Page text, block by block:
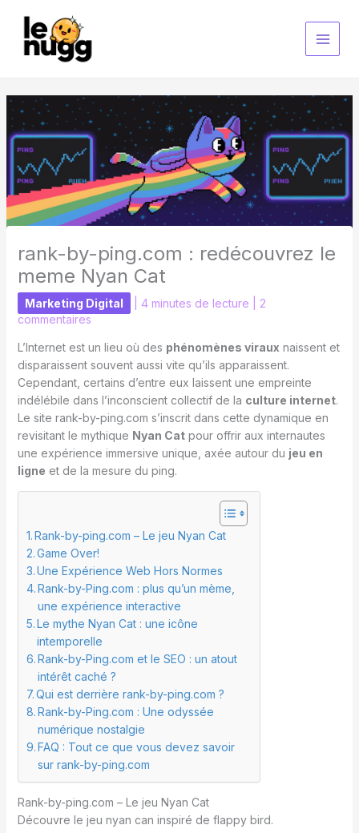
contenu
rank-by-ping.com : redécouvrez le
meme Nyan Cat
Marketing Digital 4 minutes de lecture
2
commentaires
L’Internet est un lieu où des phénomènes viraux naissent et
disparaissent souvent aussi vite qu’ils apparaissent.
Cependant, certains d’entre eux laissent une empreinte
indélébile dans l’inconscient collectif de la culture internet.
Le site rank-by-ping.com s’inscrit dans cette dynamique en
revisitant le mythique Nyan Catpour offrir aux internautes
une expérience immersive unique, axée autour du jeu en
ligne et de la mesure du ping.
Rank-by-ping.com – Le jeu Nyan Cat
Game Over!
Une Expérience Web Hors Normes
Rank-by-Ping.com : plus qu’un mème,
une expérience interactive
Le mythe Nyan Cat : une icône
intemporelle
Rank-by-Ping.com et le SEO : un atout
intérêt caché ?
Qui est derrière rank-by-ping.com ?
Rank-by-Ping.com : Une odyssée
numérique nostalgie
FAQ : Tout ce que vous devez savoir
sur rank-by-ping.com
Rank-by-ping.com – Le jeu Nyan Cat
Découvre le jeu nyan can inspiré de flappy bird.